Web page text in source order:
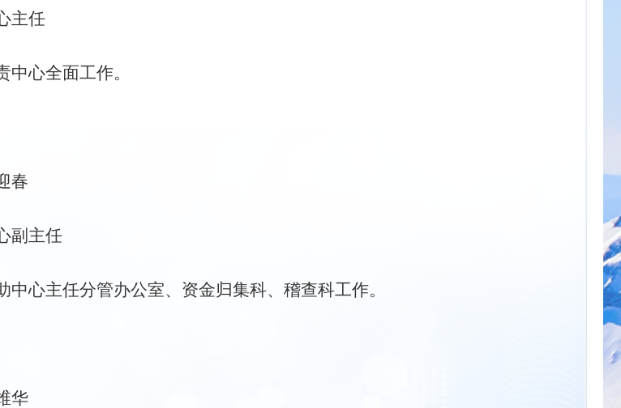
主任
中心全面工作。
春
副主任
中心主任分管办公室、资金归集科、稽查科工作。
华